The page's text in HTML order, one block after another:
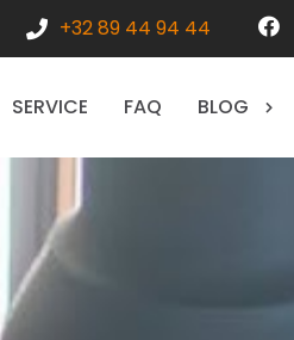
+32 89 44 94 44
SERVICE FAQ BLOG